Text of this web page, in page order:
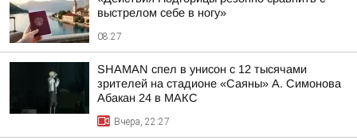
выстрелом себе в ногу»
08:27
SHAMAN спел в унисон с 12 тысячами
зрителей на стадионе «Саяны» А. Симонова
Абакан 24 в МАКС
Вчера, 22:27